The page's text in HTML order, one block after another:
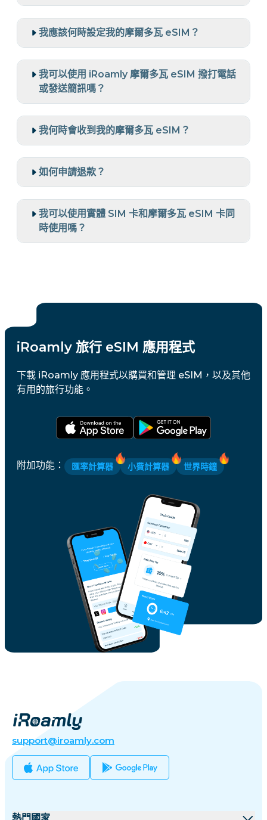
我應該何時設定我的摩爾多瓦 eSIM？
我可以使用 iRoamly 摩爾多瓦 eSIM 撥打電話
或發送簡訊嗎？
我何時會收到我的摩爾多瓦 eSIM？
如何申請退款？
我可以使用實體 SIM 卡和摩爾多瓦 eSIM 卡同
時使用嗎？
iRoamly 旅行 eSIM 應用程式
下載 iRoamly 應用程式以購買和管理 eSIM，以及其他
有用的旅行功能。
附加功能 ： 匯率計算器 小費計算器 世界時鐘
support@iroamly.com